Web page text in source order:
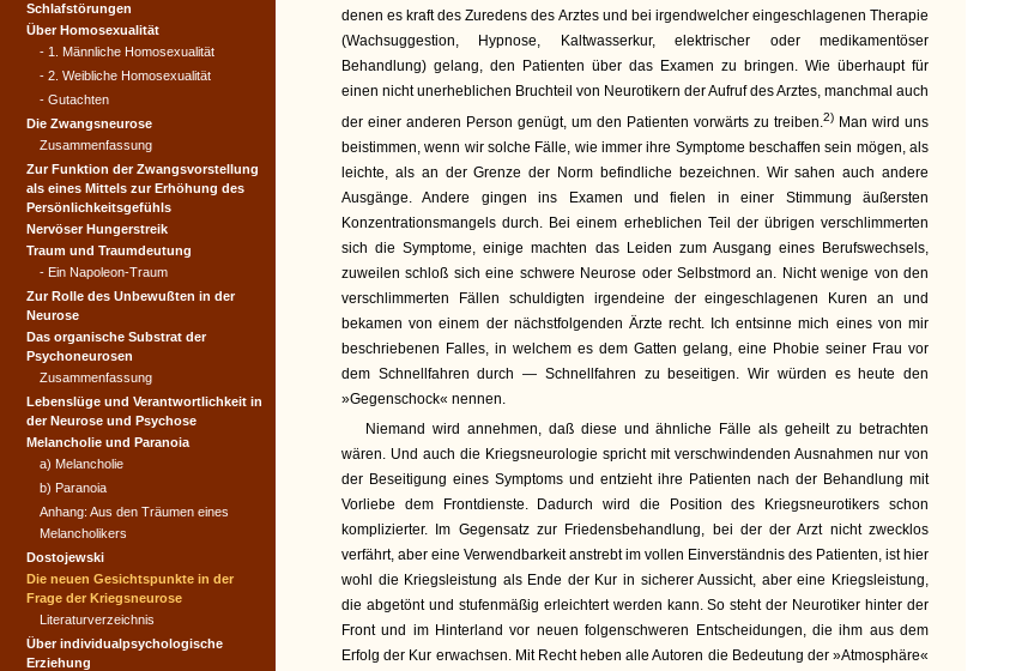
denen es kraft des Zuredens des Arztes und bei irgendwelcher eingeschlagenen Therapie
(Wachsuggestion, Hypnose, Kaltwasserkur, elektrischer oder medikamentöser
Behandlung) gelang, den Patienten über das Examen zu bringen. Wie überhaupt für
einen nicht unerheblichen Bruchteil von Neurotikern der Aufruf des Arztes, manchmal auch
der einer anderen Person genügt, um den Patienten vorwärts zu treiben.2) Man wird uns
beistimmen, wenn wir solche Fälle, wie immer ihre Symptome beschaffen sein mögen, als
leichte, als an der Grenze der Norm befindliche bezeichnen. Wir sahen auch andere
Ausgänge. Andere gingen ins Examen und fielen in einer Stimmung äußersten
Konzentrationsmangels durch. Bei einem erheblichen Teil der übrigen verschlimmerten
sich die Symptome, einige machten das Leiden zum Ausgang eines Berufswechsels,
zuweilen schloß sich eine schwere Neurose oder Selbstmord an. Nicht wenige von den
verschlimmerten Fällen schuldigten irgendeine der eingeschlagenen Kuren an und
bekamen von einem der nächstfolgenden Ärzte recht. Ich entsinne mich eines von mir
beschriebenen Falles, in welchem es dem Gatten gelang, eine Phobie seiner Frau vor
dem Schnellfahren durch — Schnellfahren zu beseitigen. Wir würden es heute den
»Gegenschock« nennen.
Niemand wird annehmen, daß diese und ähnliche Fälle als geheilt zu betrachten
wären. Und auch die Kriegsneurologie spricht mit verschwindenden Ausnahmen nur von
der Beseitigung eines Symptoms und entzieht ihre Patienten nach der Behandlung mit
Vorliebe dem Frontdienste. Dadurch wird die Position des Kriegsneurotikers schon
komplizierter. Im Gegensatz zur Friedensbehandlung, bei der der Arzt nicht zwecklos
verfährt, aber eine Verwendbarkeit anstrebt im vollen Einverständnis des Patienten, ist hier
wohl die Kriegsleistung als Ende der Kur in sicherer Aussicht, aber eine Kriegsleistung,
die abgetönt und stufenmäßig erleichtert werden kann. So steht der Neurotiker hinter der
Front und im Hinterland vor neuen folgenschweren Entscheidungen, die ihm aus dem
Erfolg der Kur erwachsen. Mit Recht heben alle Autoren die Bedeutung der »Atmosphäre«
Schlafstörungen
Über Homosexualität
- 1. Männliche Homosexualität
- 2. Weibliche Homosexualität
- Gutachten
Die Zwangsneurose
Zusammenfassung
Zur Funktion der Zwangs­vorstellung
als eines Mittels zur Erhöhung des
Persönlichkeitsgefühls
Nervöser Hungerstreik
Traum und Traumdeutung
- Ein Napoleon-Traum
Zur Rolle des Unbewußten in der
Neurose
Das organische Substrat der
Psychoneurosen
Zusammenfassung
Lebenslüge und Verantwort­lichkeit in
der Neurose und Psychose
Melancholie und Paranoia
a) Melancholie
b) Paranoia
Anhang: Aus den Träumen eines
Melancholikers
Dostojewski
Die neuen Gesichtspunkte in der
Frage der Kriegsneurose
Literaturverzeichnis
Über individualpsychologische
Erziehung